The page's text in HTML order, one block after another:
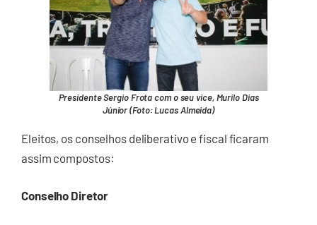
Presidente Sergio Frota com o seu vice, Murilo Dias
Júnior (Foto: Lucas Almeida)
Eleitos, os conselhos deliberativo e fiscal ficaram
assim compostos:
Conselho Diretor